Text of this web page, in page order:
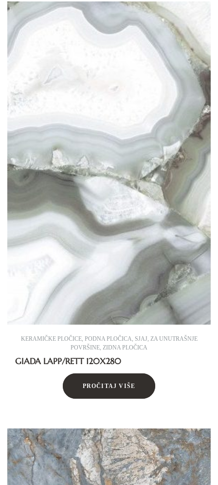
KERAMIČKE PLOČICE, PODNA PLOČICA SJAJ ZA UNUTRAŠNJE
POVRŠINE ZIDNA PLOČICA
GIADA LAPP/RETT 120X280
PROČITAJ VIŠE